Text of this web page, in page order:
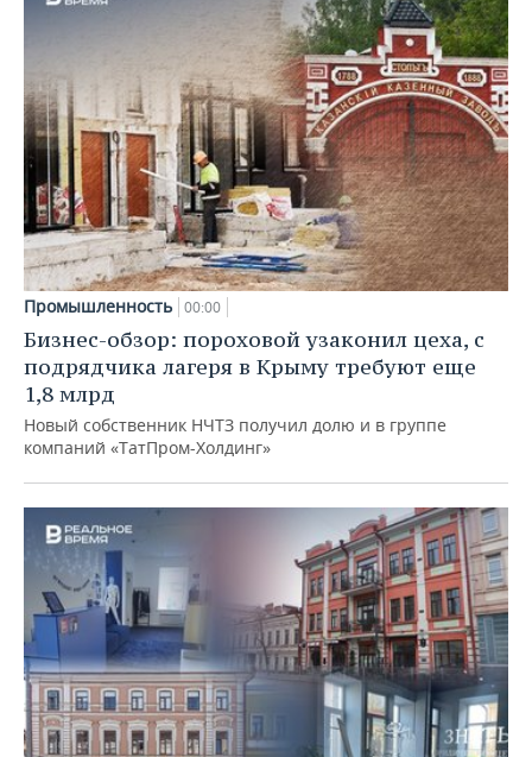
Промышленность 00:00
Бизнес-обзор: пороховой узаконил цеха, с
подрядчика лагеря в Крыму требуют еще
1,8 млрд
Новый собственник НЧТЗ получил долю и в группе
компаний «ТатПром-Холдинг»